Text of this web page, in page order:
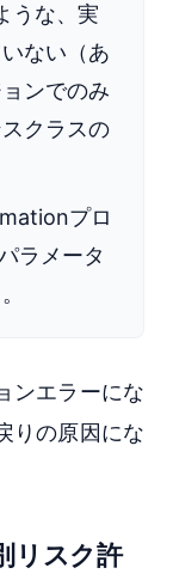
うな、実
ない（あ
ンでのみ
クラスの
プロ
ラメータ
ンエラーにな
りの原因にな
リスク許